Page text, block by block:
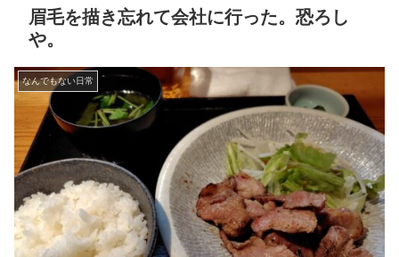
眉毛を描き忘れて会社に行った。恐ろし
や。
なんでもない日常